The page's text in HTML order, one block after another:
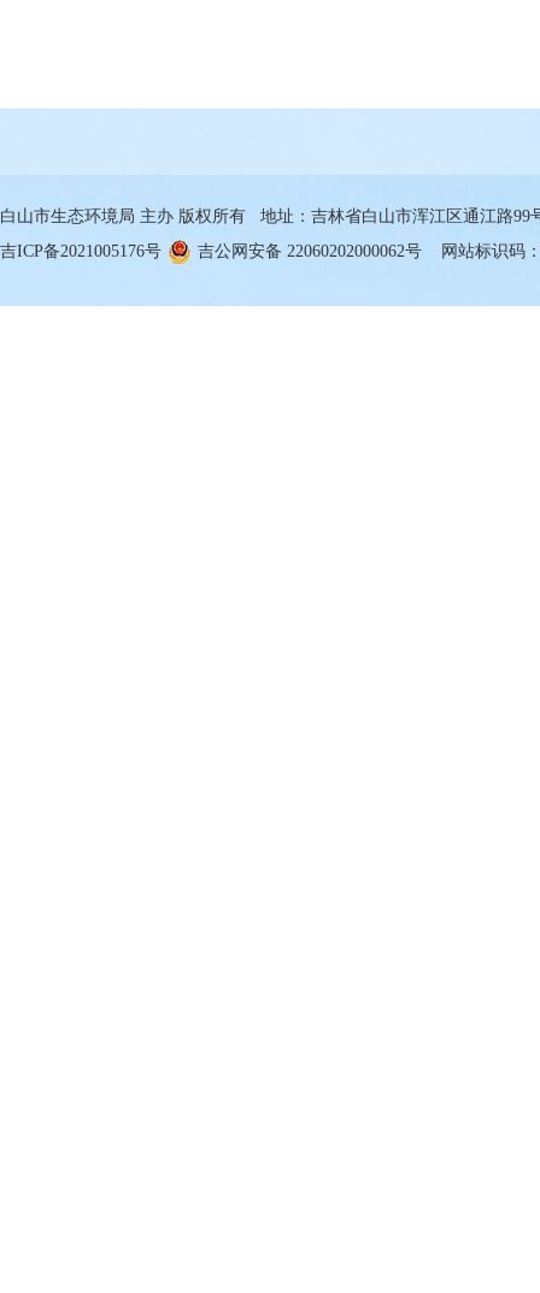
白山市生态环境局 主办 版权所有 地址：吉林省白山市浑江区通江路99
吉ICP备2021005176号
吉公网安备 22060202000062号 网站标识码